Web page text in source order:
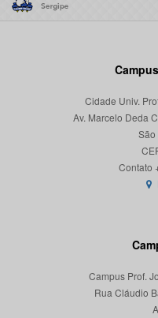
Cidade Univ.
Av. Marcelo Deda
São
Campus Prof.
Rua Cláudio